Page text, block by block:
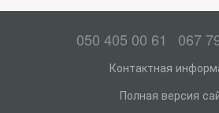
050 405 00 61 067
Контактная
Полная версия